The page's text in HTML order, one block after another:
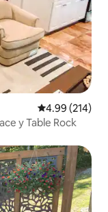
Calificación
4.99 (214)
y Table Rock